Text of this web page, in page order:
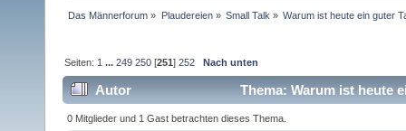
Das Männerforum » Plaudereien» Small Talk » Warum ist heute ein guter
Seiten: 1 ...249 250 [251]252 Nach unten
Autor Thema: Warum ist heute
0 Mitglieder und 1 Gast betrachten dieses Thema.